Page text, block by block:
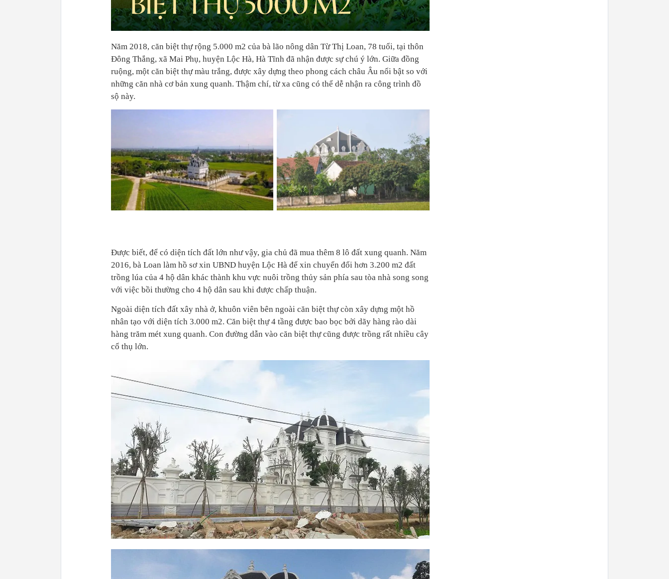
Năm 2018, căn biệt thự rộng 5.000 m2 của bà lão nông dân Từ Thị Loan, 78 tuổi, tại thôn
Đông Thắng, xã Mai Phụ, huyện Lộc Hà, Hà Tĩnh đã nhận được sự chú ý lớn. Giữa đồng
ruộng, một căn biệt thự màu trắng, được xây dựng theo phong cách châu Âu nổi bật so với
những căn nhà cơ bản xung quanh. Thậm chí, từ xa cũng có thể dễ nhận ra công trình đồ
sộ này.
Được biết, để có diện tích đất lớn như vậy, gia chủ đã mua thêm 8 lô đất xung quanh. Năm
2016, bà Loan làm hồ sơ xin UBND huyện Lộc Hà để xin chuyển đổi hơn 3.200 m2 đất
trồng lúa của 4 hộ dân khác thành khu vực nuôi trồng thủy sản phía sau tòa nhà song song
với việc bồi thường cho 4 hộ dân sau khi được chấp thuận.
Ngoài diện tích đất xây nhà ở, khuôn viên bên ngoài căn biệt thự còn xây dựng một hồ
nhân tạo với diện tích 3.000 m2. Căn biệt thự 4 tầng được bao bọc bởi dãy hàng rào dài
hàng trăm mét xung quanh. Con đường dẫn vào căn biệt thự cũng được trồng rất nhiều cây
cổ thụ lớn.